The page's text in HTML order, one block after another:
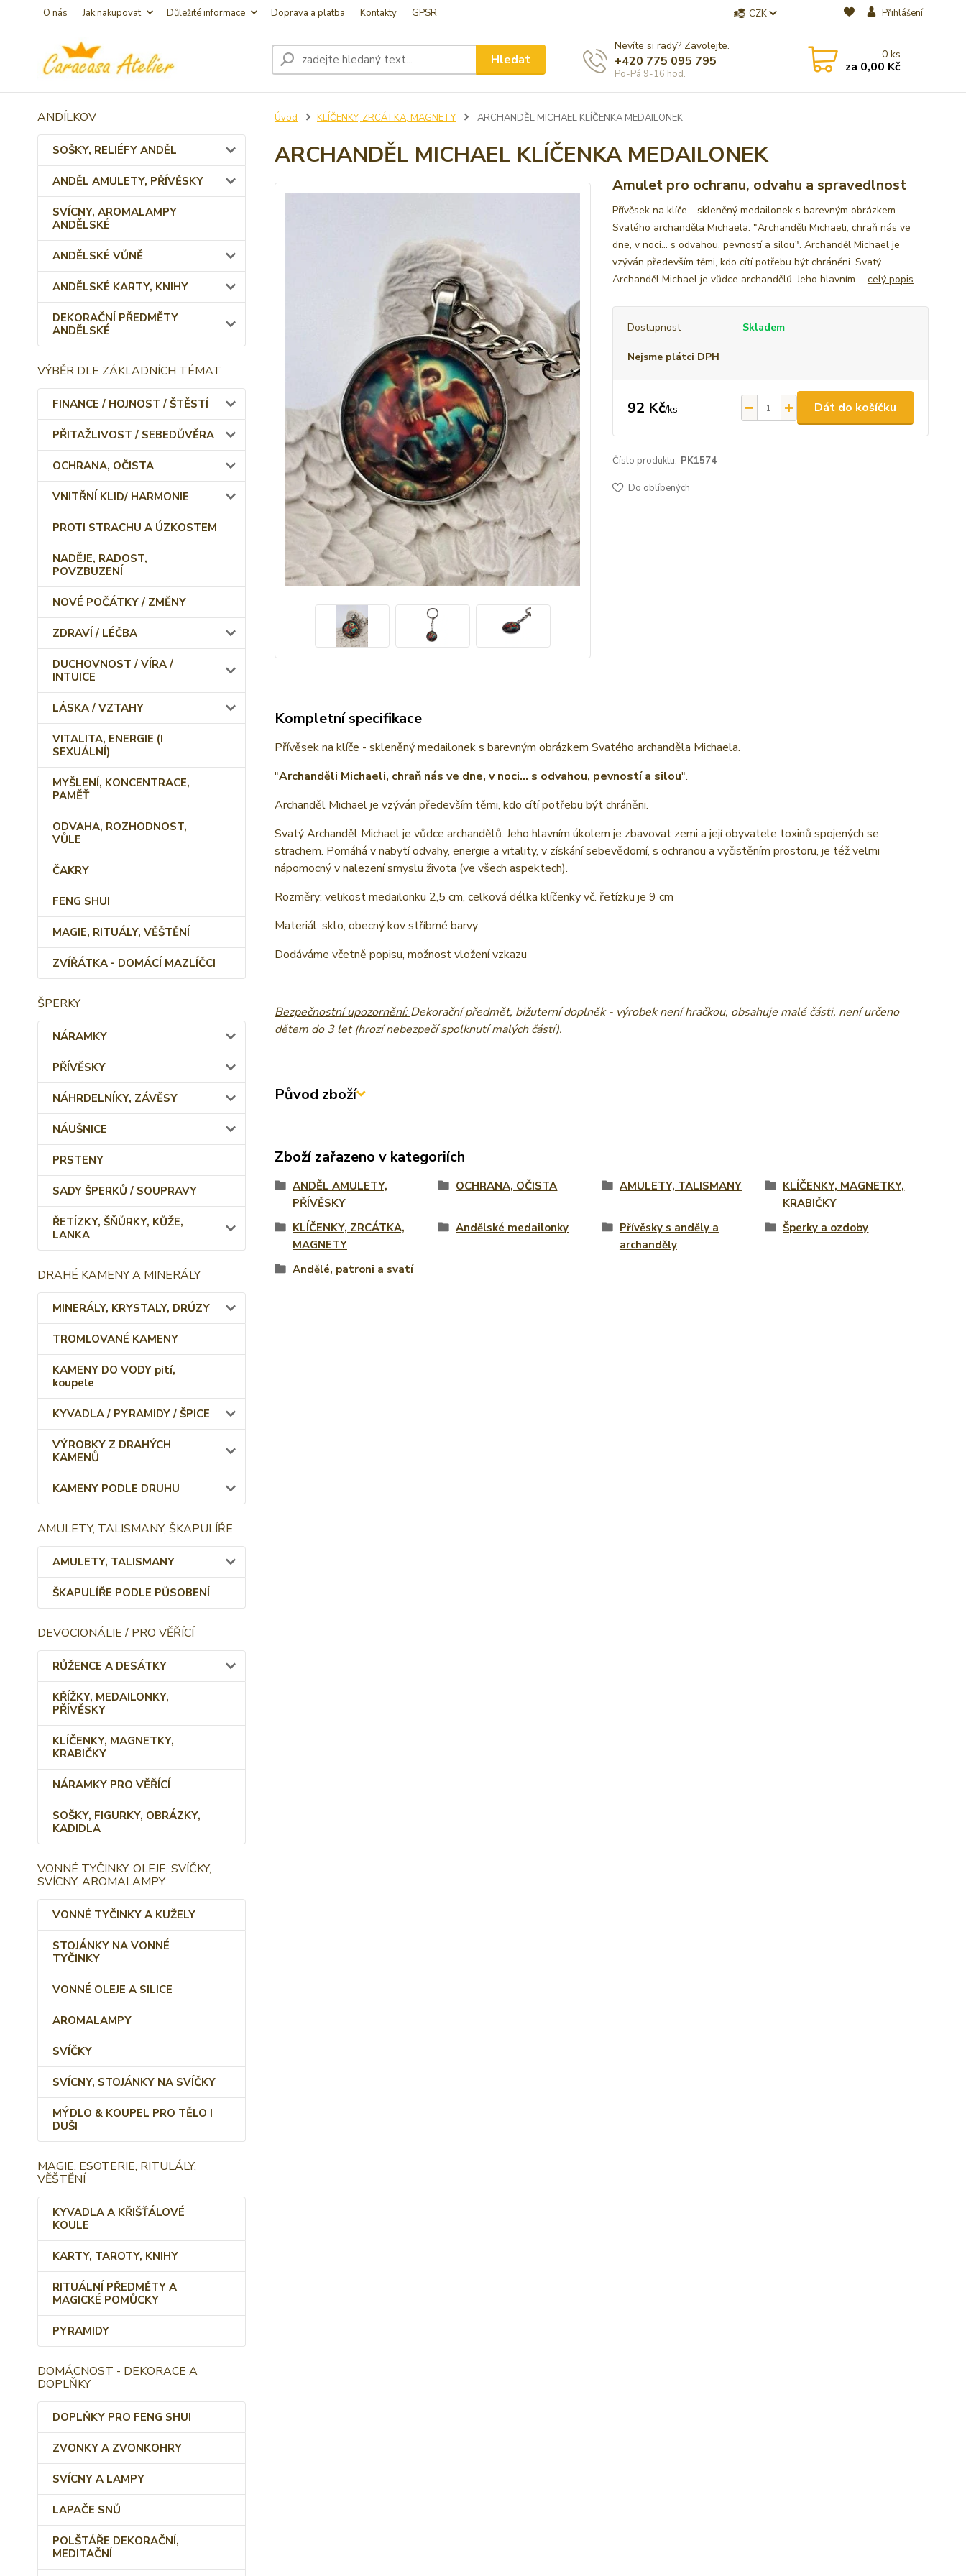
O nás Jak nakupovat Důležité informace Doprava a platba Kontakty GPSR CZK Přihlášení
Hledat
Nevíte si rady? Zavolejte.
+420 775 095 795
Po-Pá 9-16 hod.
0ks
za 0,00 Kč
ANDÍLKOV
SOŠKY, RELIÉFY ANDĚL
ANDĚL AMULETY, PŘÍVĚSKY
SVÍCNY, AROMALAMPY
ANDĚLSKÉ
ANDĚLSKÉ VŮNĚ
ANDĚLSKÉ KARTY, KNIHY
DEKORAČNÍ PŘEDMĚTY
ANDĚLSKÉ
VÝBĚR DLE ZÁKLADNÍCH TÉMAT
FINANCE / HOJNOST / ŠTĚSTÍ
PŘITAŽLIVOST / SEBEDŮVĚRA
OCHRANA, OČISTA
VNITŘNÍ KLID/ HARMONIE
PROTI STRACHU A ÚZKOSTEM
NADĚJE, RADOST,
POVZBUZENÍ
NOVÉ POČÁTKY / ZMĚNY
ZDRAVÍ / LÉČBA
DUCHOVNOST / VÍRA /
INTUICE
LÁSKA / VZTAHY
VITALITA, ENERGIE (I
SEXUÁLNÍ)
MYŠLENÍ, KONCENTRACE,
PAMĚŤ
ODVAHA, ROZHODNOST,
VŮLE
ČAKRY
FENG SHUI
MAGIE, RITUÁLY, VĚŠTĚNÍ
ZVÍŘÁTKA - DOMÁCÍ MAZLÍČCI
ŠPERKY
NÁRAMKY
PŘÍVĚSKY
NÁHRDELNÍKY, ZÁVĚSY
NÁUŠNICE
PRSTENY
SADY ŠPERKŮ / SOUPRAVY
ŘETÍZKY, ŠŇŮRKY, KŮŽE,
LANKA
DRAHÉ KAMENY A MINERÁLY
MINERÁLY, KRYSTALY, DRÚZY
TROMLOVANÉ KAMENY
KAMENY DO VODY pití,
koupele
KYVADLA / PYRAMIDY / ŠPICE
VÝROBKY Z DRAHÝCH
KAMENŮ
KAMENY PODLE DRUHU
AMULETY, TALISMANY, ŠKAPULÍŘE
AMULETY, TALISMANY
ŠKAPULÍŘE PODLE PŮSOBENÍ
DEVOCIONÁLIE / PRO VĚŘÍCÍ
RŮŽENCE A DESÁTKY
KŘÍŽKY, MEDAILONKY,
PŘÍVĚSKY
KLÍČENKY, MAGNETKY,
KRABIČKY
NÁRAMKY PRO VĚŘÍCÍ
SOŠKY, FIGURKY, OBRÁZKY,
KADIDLA
VONNÉ TYČINKY, OLEJE, SVÍČKY,
SVÍCNY, AROMALAMPY
VONNÉ TYČINKY A KUŽELY
STOJÁNKY NA VONNÉ
TYČINKY
VONNÉ OLEJE A SILICE
AROMALAMPY
SVÍČKY
SVÍCNY, STOJÁNKY NA SVÍČKY
MÝDLO & KOUPEL PRO TĚLO I
DUŠI
MAGIE, ESOTERIE, RITULÁLY,
VĚŠTĚNÍ
KYVADLA A KŘIŠŤÁLOVÉ
KOULE
KARTY, TAROTY, KNIHY
RITUÁLNÍ PŘEDMĚTY A
MAGICKÉ POMŮCKY
PYRAMIDY
DOMÁCNOST - DEKORACE A
DOPLŇKY
DOPLŇKY PRO FENG SHUI
ZVONKY A ZVONKOHRY
SVÍCNY A LAMPY
LAPAČE SNŮ
POLŠTÁŘE DEKORAČNÍ,
MEDITAČNÍ
Úvod KLÍČENKY, ZRCÁTKA, MAGNETY ARCHANDĚL MICHAEL KLÍČENKA MEDAILONEK
ARCHANDĚL MICHAEL KLÍČENKA MEDAILONEK
Amulet pro ochranu, odvahu a spravedlnost
Přívěsek na klíče - skleněný medailonek s barevným obrázkem
Svatého archanděla Michaela. "Archanděli Michaeli, chraň nás ve
dne, v noci… s odvahou, pevností a silou". Archanděl Michael je
vzýván především těmi, kdo cítí potřebu být chráněni. Svatý
Archanděl Michael je vůdce archandělů. Jeho hlavním ... celý popis
Dostupnost Skladem
Nejsme plátci DPH
92 Kč/ks Dát do košíčku
Číslo produktu: PK1574
Do oblíbených
Kompletní specifikace
Přívěsek na klíče - skleněný medailonek s barevným obrázkem Svatého archanděla Michaela.
"Archanděli Michaeli, chraň nás ve dne, v noci… s odvahou, pevností a silou".
Archanděl Michael je vzýván především těmi, kdo cítí potřebu být chráněni.
Svatý Archanděl Michael je vůdce archandělů. Jeho hlavním úkolem je zbavovat zemi a její obyvatele toxinů spojených se
strachem. Pomáhá v nabytí odvahy, energie a vitality, v získání sebevědomí, s ochranou a vyčistěním prostoru, je též velmi
nápomocný v nalezení smyslu života (ve všech aspektech).
Rozměry: velikost medailonku 2,5 cm, celková délka klíčenky vč. řetízku je 9 cm
Materiál: sklo, obecný kov stříbrné barvy
Dodáváme včetně popisu, možnost vložení vzkazu
Bezpečnostní upozornění:Dekorační předmět, bižuterní doplněk - výrobek není hračkou, obsahuje malé části, není určeno
dětem do 3 let (hrozí nebezpečí spolknutí malých částí).
Původ zboží
Zboží zařazeno v kategoriích
ANDĚL AMULETY,
PŘÍVĚSKY
OCHRANA, OČISTA AMULETY, TALISMANY
KLÍČENKY, MAGNETKY,
KRABIČKY
KLÍČENKY, ZRCÁTKA,
MAGNETY
Andělské medailonky
Přívěsky s anděly a
archanděly
Šperky a ozdoby
Andělé, patroni a svatí